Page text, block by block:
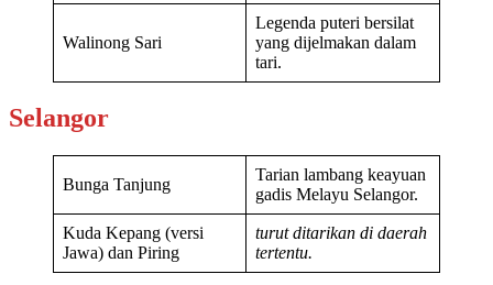
Walinong Sari
Legenda puteri bersilat
yang dijelmakan dalam
tari.
Selangor
Bunga Tanjung
Tarian lambang keayuan
gadis Melayu Selangor.
Kuda Kepang (versi
Jawa) dan Piring
turut ditarikan di daerah
tertentu.